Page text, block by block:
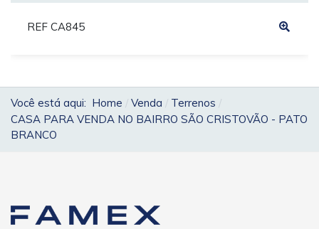
REF CA845
Você está aqui: Home Venda
Terrenos
CASA PARA VENDA NO BAIRRO SÃO CRISTOVÃO - PATO
BRANCO